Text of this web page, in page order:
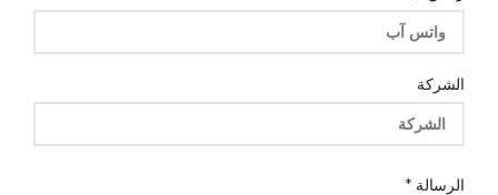
الشركة
البريد
الرسالة *